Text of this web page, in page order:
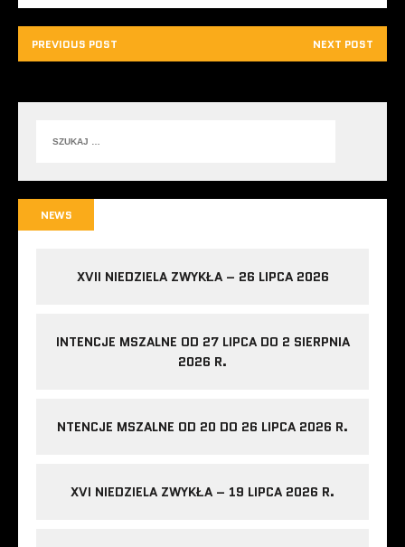
PREVIOUS POST NEXT POST
NEWS
XVII NIEDZIELA ZWYKŁA – 26 LIPCA 2026
INTENCJE MSZALNE OD 27 LIPCA DO 2 SIERPNIA
2026 R.
NTENCJE MSZALNE OD 20 DO 26 LIPCA 2026 R.
XVI NIEDZIELA ZWYKŁA – 19 LIPCA 2026 R.